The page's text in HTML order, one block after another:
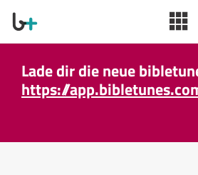
Lade dir die neue
https://